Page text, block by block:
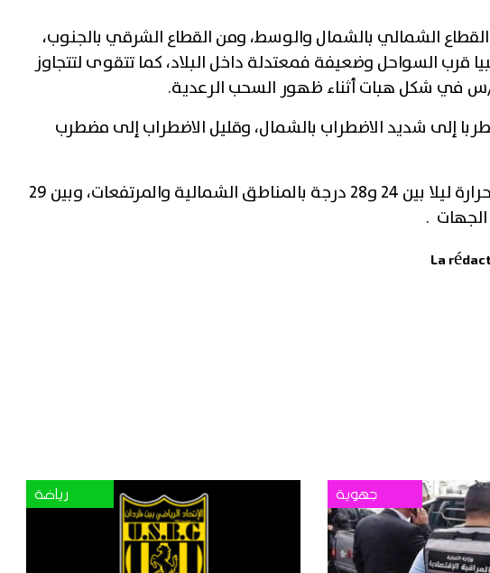
الشمالي بالشمال والوسط، ومن القطاع الشرقي بالجنوب،
قرب السواحل وضعيفة فمعتدلة داخل البلاد، كما تتقوى لتتجاوز
إلى شديد الاضطراب بالشمال، وقليل الاضطراب إلى مضطرب
وتتراوح درجات الحرارة ليلا بين 24 و28 درجة بالمناطق الشمالية والمرتفعات، وبين 29
La
رياضة جهوية